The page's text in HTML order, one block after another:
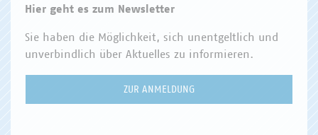
Hier geht es zum Newsletter
Sie haben die Möglichkeit, sich unentgeltlich und
unverbindlich über Aktuelles zu informieren.
ZUR ANMELDUNG